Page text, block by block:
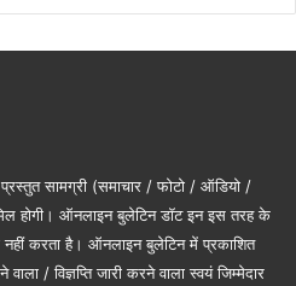
सामग्री (समाचार / फोटो / ऑडियो /
होगी। ऑनलाइन बुलेटिन डॉट इन इस तरह के
नहीं करता है। ऑनलाइन बुलेटिन में प्रकाशित
/ विज्ञप्ति जारी करने वाला स्वयं जिम्मेदार